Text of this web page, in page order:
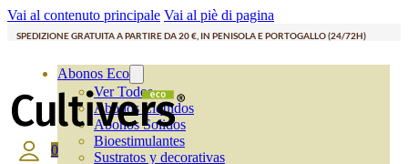
Vai al contenuto principale Vai al piè di pagina
SPEDIZIONE GRATUITA A PARTIRE DA 20 €, IN PENISOLA E PORTOGALLO (24/72H)
Abonos Eco
Ver Todos
Abonos Líquidos
Abonos Solidos
Bioestimulantes
Sustratos y decorativas
0